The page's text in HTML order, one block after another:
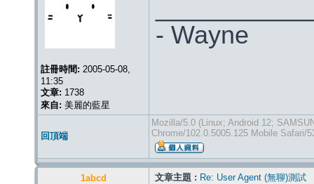
註冊時間: 2005-05-08,
11:35
文章: 1738
來自: 美麗的藍星
- Wayne
回頂端
Mozilla/5.0 (Linux; Android 12;
Chrome/102.0.5005.125 Mobile Safari/
1abcd 文章主題 : Re: User Agent (無聊)測試